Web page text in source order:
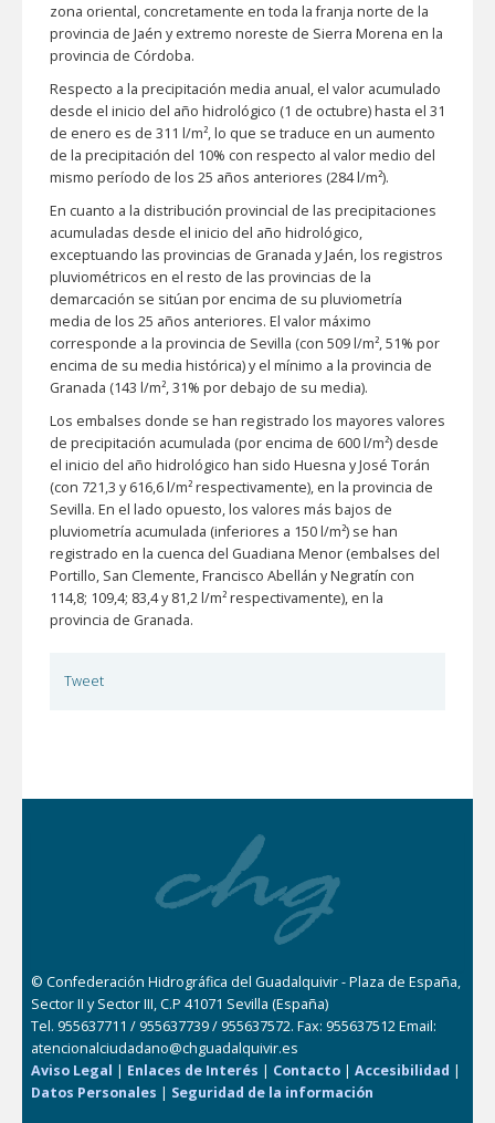
zona oriental, concretamente en toda la franja norte de la
provincia de Jaén y extremo noreste de Sierra Morena en la
provincia de Córdoba.
Respecto a la precipitación media anual, el valor acumulado
desde el inicio del año hidrológico (1 de octubre) hasta el 31
de enero es de 311 l/m², lo que se traduce en un aumento
de la precipitación del 10% con respecto al valor medio del
mismo período de los 25 años anteriores (284 l/m²).
En cuanto a la distribución provincial de las precipitaciones
acumuladas desde el inicio del año hidrológico,
exceptuando las provincias de Granada y Jaén, los registros
pluviométricos en el resto de las provincias de la
demarcación se sitúan por encima de su pluviometría
media de los 25 años anteriores. El valor máximo
corresponde a la provincia de Sevilla (con 509 l/m², 51% por
encima de su media histórica) y el mínimo a la provincia de
Granada (143 l/m², 31% por debajo de su media).
Los embalses donde se han registrado los mayores valores
de precipitación acumulada (por encima de 600 l/m²) desde
el inicio del año hidrológico han sido Huesna y José Torán
(con 721,3 y 616,6 l/m² respectivamente), en la provincia de
Sevilla. En el lado opuesto, los valores más bajos de
pluviometría acumulada (inferiores a 150 l/m²) se han
registrado en la cuenca del Guadiana Menor (embalses del
Portillo, San Clemente, Francisco Abellán y Negratín con
114,8; 109,4; 83,4 y 81,2 l/m² respectivamente), en la
provincia de Granada.
Tweet
© Confederación Hidrográfica del Guadalquivir - Plaza de España,
Sector II y Sector III, C.P 41071 Sevilla (España)
Tel. 955637711 / 955637739 / 955637572. Fax: 955637512 Email:
atencionalciudadano@chguadalquivir.es
Aviso Legal | Enlaces de Interés | Contacto |Accesibilidad |
Datos Personales | Seguridad de la información